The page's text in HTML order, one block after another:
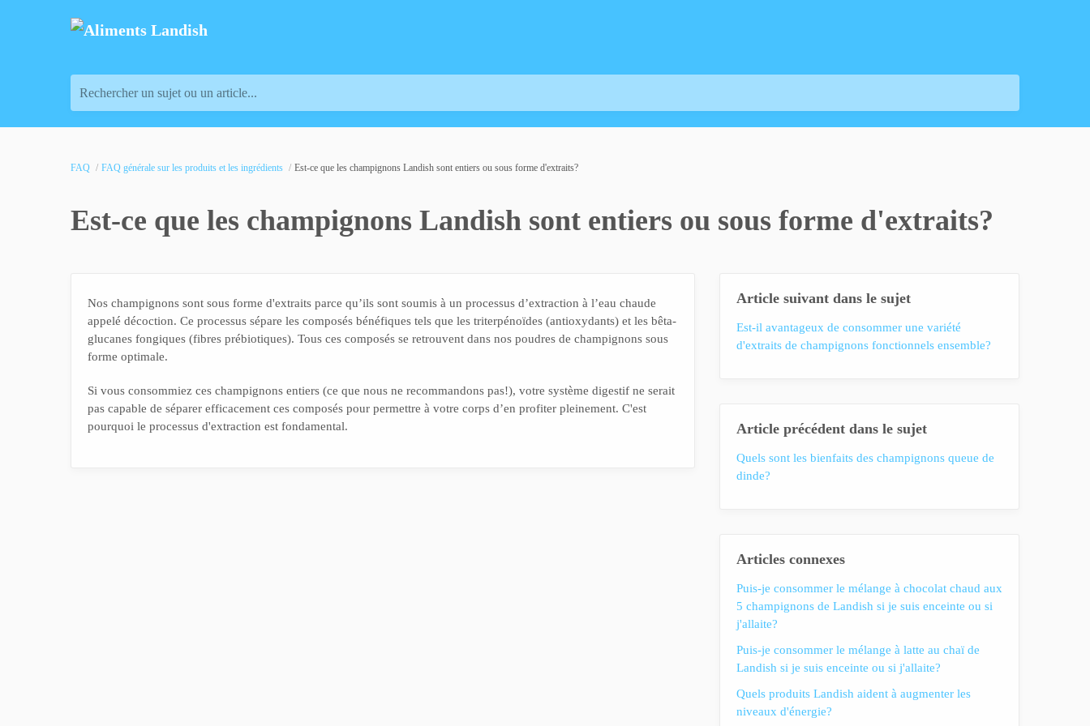
Rechercher un sujet ou un article...
FAQ FAQ générale sur les produits et les ingrédients Est-ce que les champignons Landish sont entiers ou sous forme d'extraits?
Est-ce que les champignons Landish sont entiers ou sous forme d'extraits?
Nos champignons sont sous forme d'extraits parce qu’ils sont soumis à un processus d’extraction à l’eau chaude
appelé décoction. Ce processus sépare les composés bénéfiques tels que les triterpénoïdes (antioxydants) et les bêta-
glucanes fongiques (fibres prébiotiques). Tous ces composés se retrouvent dans nos poudres de champignons sous
forme optimale.
Si vous consommiez ces champignons entiers (ce que nous ne recommandons pas!), votre système digestif ne serait
pas capable de séparer efficacement ces composés pour permettre à votre corps d’en profiter pleinement. C'est
pourquoi le processus d'extraction est fondamental.
Article suivant dans le sujet
Est-il avantageux de consommer une variété
d'extraits de champignons fonctionnels ensemble?
Article précédent dans le sujet
Quels sont les bienfaits des champignons queue de
dinde?
Articles connexes
Puis-je consommer le mélange à chocolat chaud aux
5 champignons de Landish si je suis enceinte ou si
j'allaite?
Puis-je consommer le mélange à latte au chaï de
Landish si je suis enceinte ou si j'allaite?
Quels produits Landish aident à augmenter les
niveaux d'énergie?